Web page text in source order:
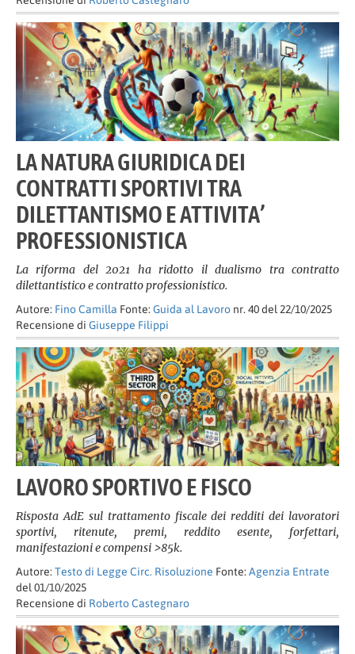
LA NATURA GIURIDICA DEI
CONTRATTI SPORTIVI TRA
DILETTANTISMO E ATTIVITA’
PROFESSIONISTICA
La riforma del 2021 ha ridotto il dualismo tra contratto
dilettantistico e contratto professionistico.
Autore: Fino Camilla Fonte: Guida al Lavoro nr. 40 del 22/10/2025
Recensione di Giuseppe Filippi
LAVORO SPORTIVO E FISCO
Risposta AdE sul trattamento fiscale dei redditi dei lavoratori
sportivi, ritenute, premi, reddito esente, forfettari,
manifestazioni e compensi >85k.
Autore: Testo di Legge Circ. Risoluzione Fonte: Agenzia Entrate
del 01/10/2025
Recensione di Roberto Castegnaro